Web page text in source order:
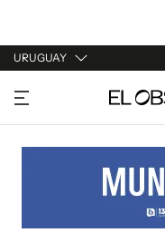
URUGUAY
URUGUAY
ARGENTINA
ESTADOS UNIDOS